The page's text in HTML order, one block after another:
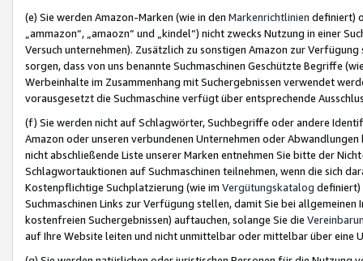
(e) Sie werden Amazon-Marken (wie in den Markenrichtlinien definiert)
„ammazon“, „amaozn“ und „kindel“) nicht zwecks Nutzung in einer
Versuch unternehmen). Zusätzlich zu sonstigen Amazon zur
sorgen, dass von uns benannte Suchmaschinen Geschützte Begriffe
Werbeinhalte im Zusammenhang mit Suchergebnissen verwendet
vorausgesetzt die Suchmaschine verfügt über entsprechende
(f) Sie werden nicht auf Schlagwörter, Suchbegriffe oder andere
Amazon oder unseren verbundenen Unternehmen oder
nicht abschließende Liste unserer Marken entnehmen Sie bitte der
Schlagwortauktionen auf Suchmaschinen teilnehmen, wenn die sich
Kostenpflichtige Suchplatzierung (wie im Vergütungskatalog definiert)
Suchmaschinen Links zur Verfügung stellen, damit Sie bei
kostenfreien Suchergebnissen) auftauchen, solange Sie die
auf Ihre Website leiten und nicht unmittelbar oder mittelbar über eine